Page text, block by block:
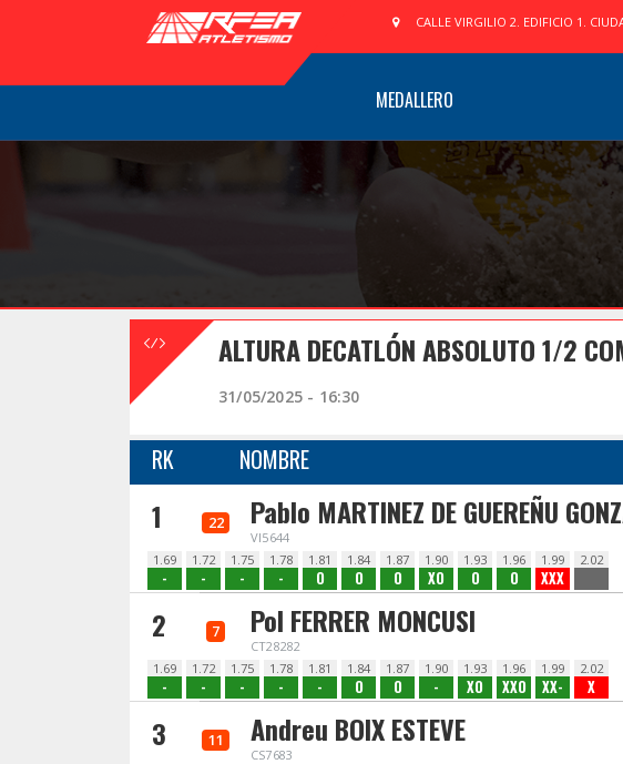
CALLE VIRGILIO 2. EDIFICIO 1.
MEDALLERO
ALTURA DECATLÓN ABSOLUTO 1/2
31/05/2025 - 16:30
RK NOMBRE
1 22 Pablo MARTINEZ DE GUEREÑU
VI5644
1.69
-
1.72
-
1.75
-
1.78
-
1.81
O
1.84
O
1.87
O
1.90
XO
1.93
O
1.96
O
1.99
XXX
2.02
2 7 Pol FERRER MONCUSI
CT28282
1.69
-
1.72
-
1.75
-
1.78
-
1.81
-
1.84
O
1.87
O
1.90
-
1.93
XO
1.96
XXO
1.99
XX-
2.02
X
3 11 Andreu BOIX ESTEVE
CS7683